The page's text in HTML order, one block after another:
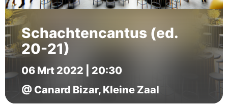
Schachtencantus (ed.
20-21)
06 Mrt 2022 | 20:30
@ Canard Bizar, Kleine Zaal